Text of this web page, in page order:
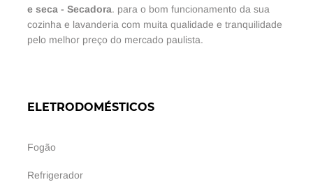
e seca - Secadora. para o bom funcionamento da sua
cozinha e lavanderia com muita qualidade e tranquilidade
pelo melhor preço do mercado paulista.
ELETRODOMÉSTICOS
Fogão
Refrigerador